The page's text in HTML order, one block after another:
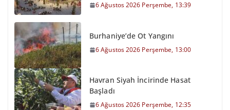
6 Ağustos 2026 Perşembe, 13:39
Burhaniye’de Ot Yangını
6 Ağustos 2026 Perşembe, 13:00
Havran Siyah İncirinde Hasat
Başladı
6 Ağustos 2026 Perşembe, 12:35